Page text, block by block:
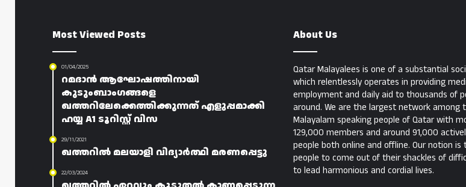
Most Viewed Posts
01/04/2025
റമദാൻ ആഘോഷത്തിനായി
കുടുംബാംഗങ്ങളെ
ഖത്തറിലേക്കെത്തിക്കുന്നത് എളുപ്പമാക്കി
ഹയ്യ A1 ടൂറിസ്റ്റ് വിസ
29/11/2021
ഖത്തറിൽ മലയാളി വിദ്യാർത്ഥി മരണപ്പെട്ടു
22/03/2024
About Us
Qatar Malayalees is one of a substantial
which relentlessly operates in providing
employment and daily aid to thousands of
around. We are the largest network among
Malayalam speaking people of Qatar with
129,000 members and around 91,000
people both online and offline. Our notion is
people to come out of their shackles of
to lead harmonious and cordial lives.